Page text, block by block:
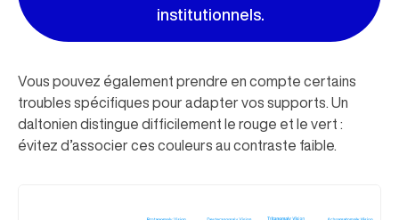
institutionnels.
Vous pouvez également prendre en compte certains
troubles spécifiques pour adapter vos supports. Un
daltonien distingue difficilement le rouge et le vert :
évitez d’associer ces couleurs au contraste faible.